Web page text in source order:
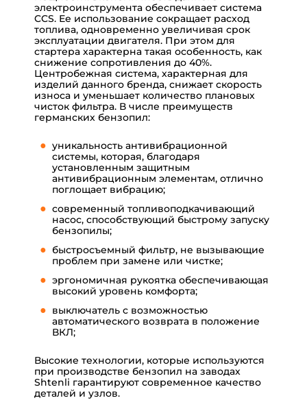
электроинструмента обеспечивает система
CCS. Ее использование сокращает расход
топлива, одновременно увеличивая срок
эксплуатации двигателя. При этом для
стартера характерна такая особенность, как
снижение сопротивления до 40%.
Центробежная система, характерная для
изделий данного бренда, снижает скорость
износа и уменьшает количество плановых
чисток фильтра. В числе преимуществ
германских бензопил:
уникальность антивибрационной
системы, которая, благодаря
установленным защитным
антивибрационным элементам, отлично
поглощает вибрацию;
современный топливоподкачивающий
насос, способствующий быстрому запуску
бензопилы;
быстросъемный фильтр, не вызывающие
проблем при замене или чистке;
эргономичная рукоятка обеспечивающая
высокий уровень комфорта;
выключатель с возможностью
автоматического возврата в положение
ВКЛ;
Высокие технологии, которые используются
при производстве бензопил на заводах
Shtenli гарантируют современное качество
деталей и узлов.